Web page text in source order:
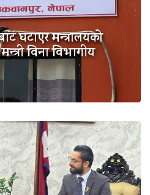
घटाएर मन्त्रालयको
विना विभागीय